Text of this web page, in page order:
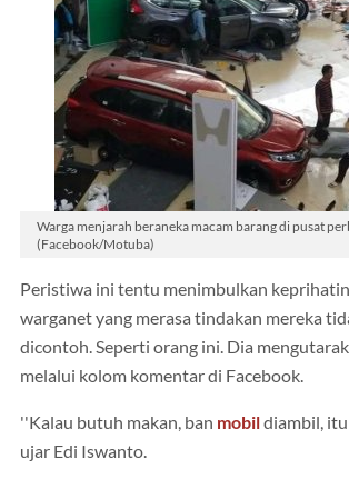
Warga menjarah beraneka macam barang di pusat
(Facebook/Motuba)
Peristiwa ini tentu menimbulkan
warganet yang merasa tindakan mereka
dicontoh. Seperti orang ini. Dia
melalui kolom komentar di Facebook.
''Kalau butuh makan, ban mobildiambil, itu
ujar Edi Iswanto.